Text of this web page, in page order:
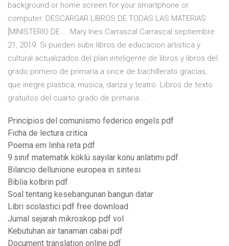
background or home screen for your smartphone or
computer. DESCARGAR LIBROS DE TODAS LAS MATERIAS
[MINISTERIO DE ... Mary Ines Carrascal Carrascal septiembre
21, 2019. Si pueden subir libros de educacion artistica y
cultural actualizados del plan inteligente de libros y libros del
grado primero de primaria a once de bachillerato gracias,
que inegre plastica, musica, danza y teatro. Libros de texto
gratuitos del cuarto grado de primaria ...
Principios del comunismo federico engels pdf
Ficha de lectura critica
Poema em linha reta pdf
9.sınıf matematik köklü sayılar konu anlatımı pdf
Bilancio dellunione europea in sintesi
Biblia kolbrin pdf
Soal tentang kesebangunan bangun datar
Libri scolastici pdf free download
Jurnal sejarah mikroskop pdf vol
Kebutuhan air tanaman cabai pdf
Document translation online pdf